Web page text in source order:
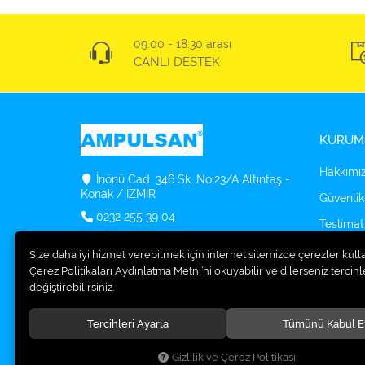
09:00 - 18:30 arası
CANLI DESTEK
İnönü Cad. 346 Sk. No:23/A Altıntaş -
Konak / İZMİR
0232 255 39 04
Güvenlik
Kargo
Osram
Size daha iyi hizmet verebilmek için internet sitemizde çerezler
Çerez Politikaları Aydınlatma Metni’ni okuyabilir ve dilerseniz
değiştirebilirsiniz.
Tercihleri Ayarla Tümünü Kabul
Gizlilik ve Çerez Politikası